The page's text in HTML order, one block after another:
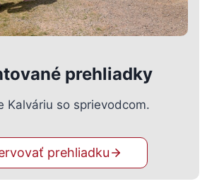
prehliadky
Kalváriu so sprievodcom.
prehliadku